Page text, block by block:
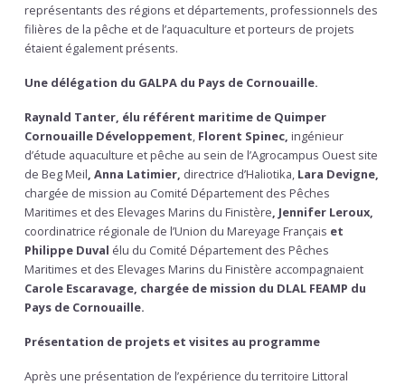
représentants des régions et départements, professionnels des
filières de la pêche et de l’aquaculture et porteurs de projets
étaient également présents.
Une délégation du GALPA du Pays de Cornouaille.
Raynald Tanter, élu référent maritime de Quimper
Cornouaille Développement, Florent Spinec, ingénieur
d’étude aquaculture et pêche au sein de l’Agrocampus Ouest site
de Beg Meil, Anna Latimier, directrice d’Haliotika, Lara Devigne,
chargée de mission au Comité Département des Pêches
Maritimes et des Elevages Marins du Finistère, Jennifer Leroux,
coordinatrice régionale de l’Union du Mareyage Français et
Philippe Duval élu du Comité Département des Pêches
Maritimes et des Elevages Marins du Finistère accompagnaient
Carole Escaravage, chargée de mission du DLAL FEAMP du
Pays de Cornouaille.
Présentation de projets et visites au programme
Après une présentation de l’expérience du territoire Littoral